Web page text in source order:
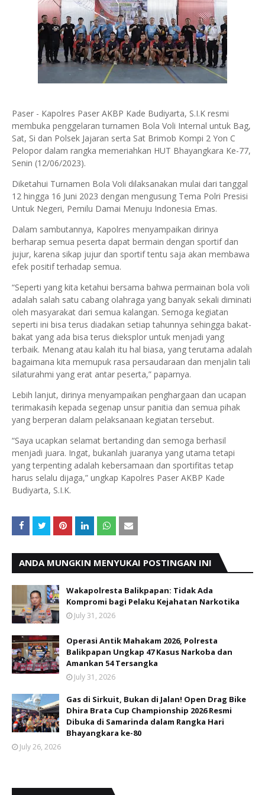
Paser - Kapolres Paser AKBP Kade Budiyarta, S.I.K resmi
membuka penggelaran turnamen Bola Voli Internal untuk Bag,
Sat, Si dan Polsek Jajaran serta Sat Brimob Kompi 2 Yon C
Pelopor dalam rangka memeriahkan HUT Bhayangkara Ke-77,
Senin (12/06/2023).
Diketahui Turnamen Bola Voli dilaksanakan mulai dari tanggal
12 hingga 16 Juni 2023 dengan mengusung Tema Polri Presisi
Untuk Negeri, Pemilu Damai Menuju Indonesia Emas.
Dalam sambutannya, Kapolres menyampaikan dirinya
berharap semua peserta dapat bermain dengan sportif dan
jujur, karena sikap jujur dan sportif tentu saja akan membawa
efek positif terhadap semua.
“Seperti yang kita ketahui bersama bahwa permainan bola voli
adalah salah satu cabang olahraga yang banyak sekali diminati
oleh masyarakat dari semua kalangan. Semoga kegiatan
seperti ini bisa terus diadakan setiap tahunnya sehingga bakat-
bakat yang ada bisa terus dieksplor untuk menjadi yang
terbaik. Menang atau kalah itu hal biasa, yang terutama adalah
bagaimana kita memupuk rasa persaudaraan dan menjalin tali
silaturahmi yang erat antar peserta,” paparnya.
Lebih lanjut, dirinya menyampaikan penghargaan dan ucapan
terimakasih kepada segenap unsur panitia dan semua pihak
yang berperan dalam pelaksanaan kegiatan tersebut.
“Saya ucapkan selamat bertanding dan semoga berhasil
menjadi juara. Ingat, bukanlah juaranya yang utama tetapi
yang terpenting adalah kebersamaan dan sportifitas tetap
harus selalu dijaga,” ungkap Kapolres Paser AKBP Kade
Budiyarta, S.I.K.
ANDA MUNGKIN MENYUKAI POSTINGAN INI
Wakapolresta Balikpapan: Tidak Ada
Kompromi bagi Pelaku Kejahatan Narkotika
July 31, 2026
Operasi Antik Mahakam 2026, Polresta
Balikpapan Ungkap 47 Kasus Narkoba dan
Amankan 54 Tersangka
July 31, 2026
Gas di Sirkuit, Bukan di Jalan! Open Drag Bike
Dhira Brata Cup Championship 2026 Resmi
Dibuka di Samarinda dalam Rangka Hari
Bhayangkara ke-80
July 26, 2026